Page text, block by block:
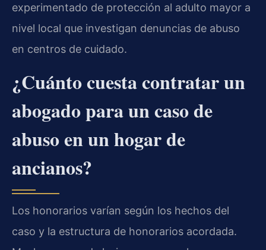
experimentado de protección al adulto mayor a
nivel local que investigan denuncias de abuso
en centros de cuidado.
¿Cuánto cuesta contratar un
abogado para un caso de
abuso en un hogar de
ancianos?
Los honorarios varían según los hechos del
caso y la estructura de honorarios acordada.